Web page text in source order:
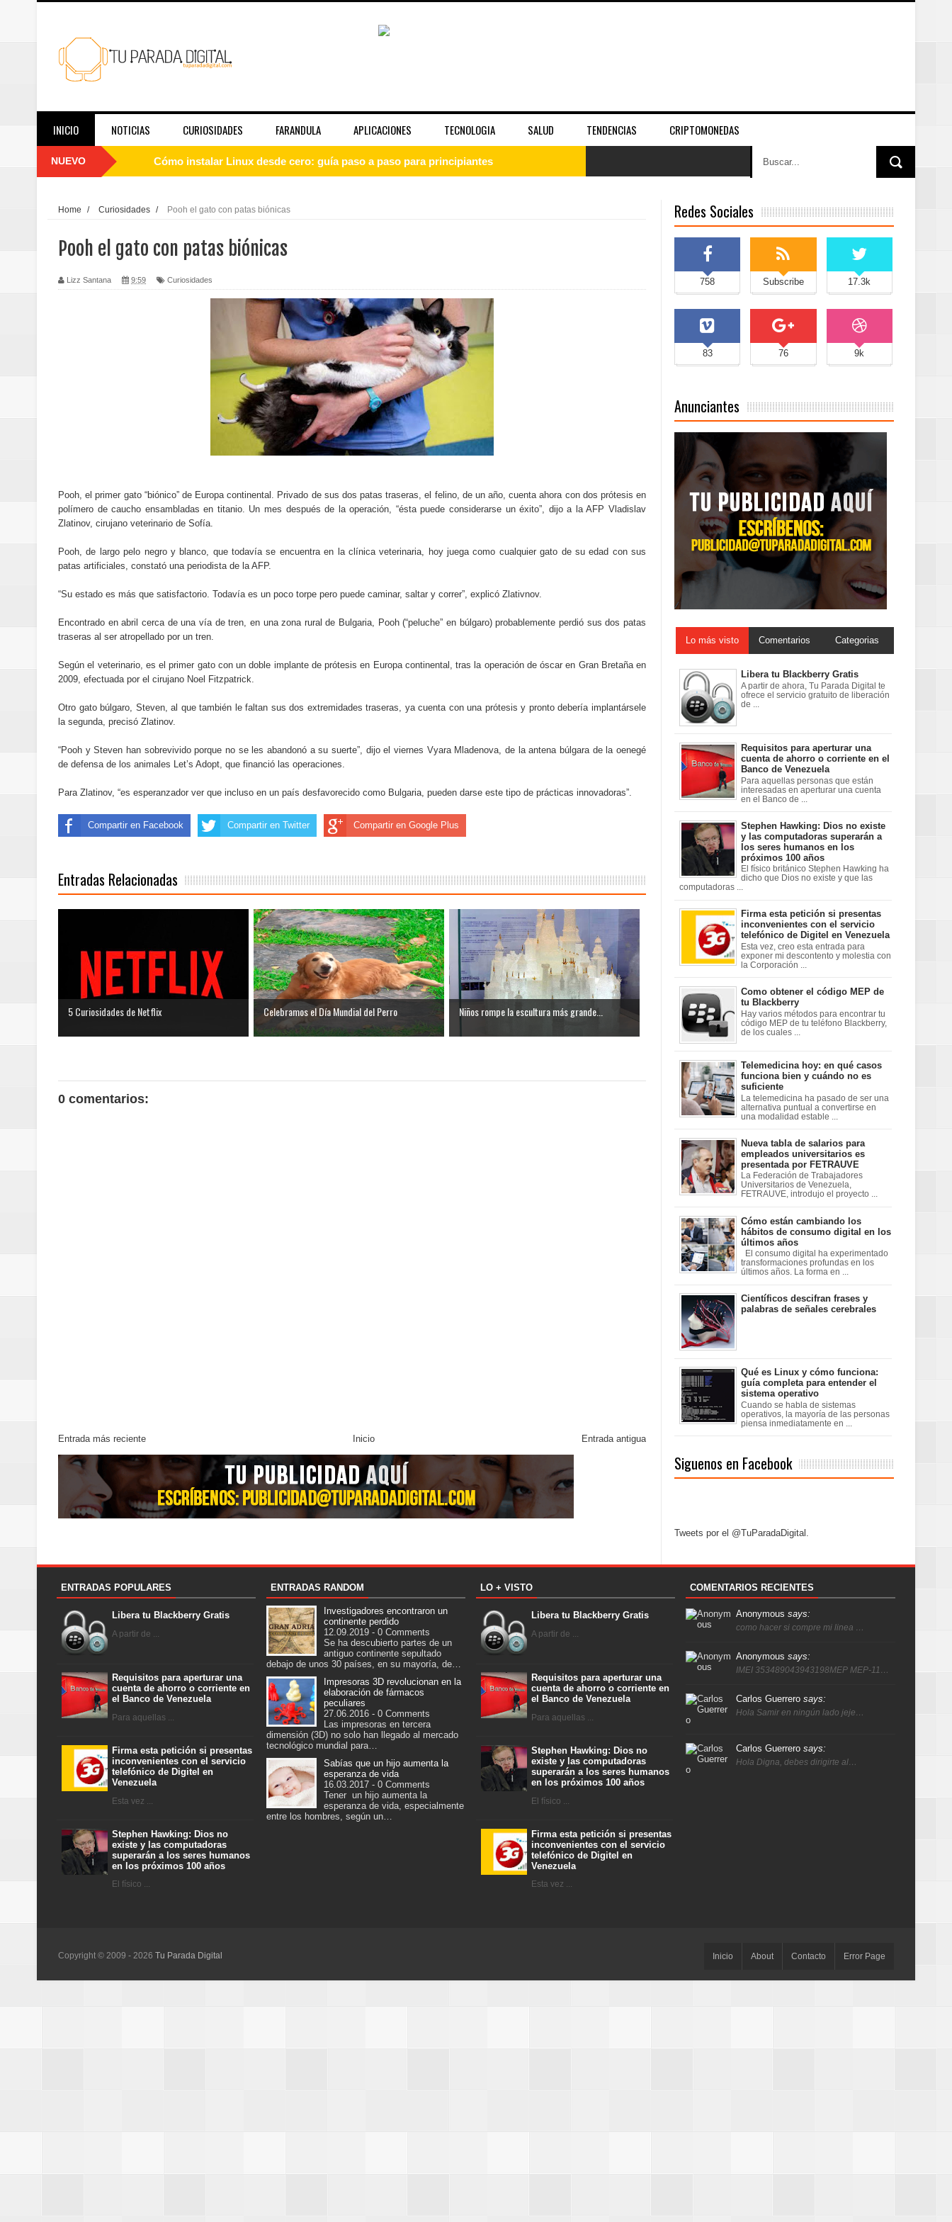
INICIO NOTICIAS CURIOSIDADES FARANDULA APLICACIONES TECNOLOGIA SALUD TENDENCIAS CRIPTOMONEDAS
NUEVO Cómo instalar Linux desde cero: guía paso a paso para principiantes
El papel de las redes sociales en la fama y la imagen pública de las celebridades
Telemedicina hoy: en qué casos funciona bien y cuándo no es suficiente
Cómo la tecnología está cambiando el consumo de noticias en internet
Aplicaciones para gestionar gastos personales: cómo funcionan y qué ofrecen
Guía completa para entender la inteligencia artificial sin ser experto
La noticia tecnológica más relevante de la semana explicada sin tecnicismos
Cómo ha cambiado la forma de informarse en internet y qué viene después
Cómo funcionan los algoritmos de recomendación musical en plataformas digitales
Cómo la tecnología está cambiando el consumo de noticias en internet
Automatización y trabajo: cómo la tecnología está transformando el empleo
Aplicaciones de salud: qué datos recopilan y cómo los utilizan
Ubuntu vs Linux Mint: diferencias, ventajas y cuál elegir según tu perfil
Home / Curiosidades / Pooh el gato con patas biónicas
Pooh el gato con patas biónicas
Lizz Santana 9:59 Curiosidades
Pooh, el primer gato “biónico” de Europa continental. Privado de sus dos patas traseras, el felino, de un año, cuenta ahora con dos prótesis en
polímero de caucho ensambladas en titanio. Un mes después de la operación, “ésta puede considerarse un éxito”, dijo a la AFP Vladislav
Zlatinov, cirujano veterinario de Sofía.
Pooh, de largo pelo negro y blanco, que todavía se encuentra en la clínica veterinaria, hoy juega como cualquier gato de su edad con sus
patas artificiales, constató una periodista de la AFP.
“Su estado es más que satisfactorio. Todavía es un poco torpe pero puede caminar, saltar y correr”, explicó Zlativnov.
Encontrado en abril cerca de una vía de tren, en una zona rural de Bulgaria, Pooh (“peluche” en búlgaro) probablemente perdió sus dos patas
traseras al ser atropellado por un tren.
Según el veterinario, es el primer gato con un doble implante de prótesis en Europa continental, tras la operación de óscar en Gran Bretaña en
2009, efectuada por el cirujano Noel Fitzpatrick.
Otro gato búlgaro, Steven, al que también le faltan sus dos extremidades traseras, ya cuenta con una prótesis y pronto debería implantársele
la segunda, precisó Zlatinov.
“Pooh y Steven han sobrevivido porque no se les abandonó a su suerte”, dijo el viernes Vyara Mladenova, de la antena búlgara de la oenegé
de defensa de los animales Let’s Adopt, que financió las operaciones.
Para Zlatinov, “es esperanzador ver que incluso en un país desfavorecido como Bulgaria, pueden darse este tipo de prácticas innovadoras”.
Compartir en Facebook Compartir en Twitter Compartir en Google Plus
Entradas Relacionadas
5 Curiosidades de Netflix Celebramos el Día Mundial del Perro Niños rompe la escultura más grande...
0 comentarios:
Entrada más reciente Entrada antigua
Inicio
Redes Sociales
758 Subscribe 17.3k
83 76 9k
Anunciantes
Lo más visto Comentarios Categorias
Libera tu Blackberry Gratis
A partir de ahora, Tu Parada Digital te
ofrece el servicio gratuito de liberación
de ...
Requisitos para aperturar una
cuenta de ahorro o corriente en el
Banco de Venezuela
Para aquellas personas que están
interesadas en aperturar una cuenta
en el Banco de ...
Stephen Hawking: Dios no existe
y las computadoras superarán a
los seres humanos en los
próximos 100 años
El físico británico Stephen Hawking ha
dicho que Dios no existe y que las
computadoras ...
Firma esta petición si presentas
inconvenientes con el servicio
telefónico de Digitel en Venezuela
Esta vez, creo esta entrada para
exponer mi descontento y molestia con
la Corporación ...
Como obtener el código MEP de
tu Blackberry
Hay varios métodos para encontrar tu
código MEP de tu teléfono Blackberry,
de los cuales ...
Telemedicina hoy: en qué casos
funciona bien y cuándo no es
suficiente
La telemedicina ha pasado de ser una
alternativa puntual a convertirse en
una modalidad estable ...
Nueva tabla de salarios para
empleados universitarios es
presentada por FETRAUVE
La Federación de Trabajadores
Universitarios de Venezuela,
FETRAUVE, introdujo el proyecto ...
Cómo están cambiando los
hábitos de consumo digital en los
últimos años
El consumo digital ha experimentado
transformaciones profundas en los
últimos años. La forma en ...
Científicos descifran frases y
palabras de señales cerebrales
Qué es Linux y cómo funciona:
guía completa para entender el
sistema operativo
Cuando se habla de sistemas
operativos, la mayoría de las personas
piensa inmediatamente en ...
Siguenos en Facebook
Tweets por el @TuParadaDigital.
ENTRADAS POPULARES
Libera tu Blackberry Gratis
A partir de ...
Requisitos para aperturar una
cuenta de ahorro o corriente en
el Banco de Venezuela
Para aquellas ...
Firma esta petición si presentas
inconvenientes con el servicio
telefónico de Digitel en
Venezuela
Esta vez ...
Stephen Hawking: Dios no
existe y las computadoras
superarán a los seres humanos
en los próximos 100 años
El físico ...
ENTRADAS RANDOM
Investigadores encontraron un
continente perdido
12.09.2019 - 0 Comments
Se ha descubierto partes de un
antiguo continente sepultado
debajo de unos 30 países, en su mayoría, de…
Impresoras 3D revolucionan en la
elaboración de fármacos
peculiares
27.06.2016 - 0 Comments
Las impresoras en tercera
dimensión (3D) no solo han llegado al mercado
tecnológico mundial para…
Sabías que un hijo aumenta la
esperanza de vida
16.03.2017 - 0 Comments
Tener un hijo aumenta la
esperanza de vida, especialmente
entre los hombres, según un…
LO + VISTO
Libera tu Blackberry Gratis
A partir de ...
Requisitos para aperturar una
cuenta de ahorro o corriente en
el Banco de Venezuela
Para aquellas ...
Stephen Hawking: Dios no
existe y las computadoras
superarán a los seres humanos
en los próximos 100 años
El físico ...
Firma esta petición si presentas
inconvenientes con el servicio
telefónico de Digitel en
Venezuela
Esta vez ...
COMENTARIOS RECIENTES
Anonymous says:
como hacer si compre mi linea …
Anonymous says:
IMEI 353489043943198MEP MEP-11…
Carlos Guerrero says:
Hola Samir en ningún lado jeje…
Carlos Guerrero says:
Hola Digna, debes dirigirte al…
Copyright © 2009 - 2026 Tu Parada Digital Inicio About Contacto Error Page